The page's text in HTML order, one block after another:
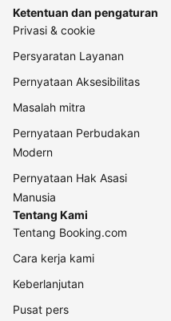
Ketentuan dan pengaturan
Privasi & cookie
Persyaratan Layanan
Pernyataan Aksesibilitas
Masalah mitra
Pernyataan Perbudakan
Modern
Pernyataan Hak Asasi
Manusia
Tentang Kami
Tentang Booking.com
Cara kerja kami
Keberlanjutan
Pusat pers